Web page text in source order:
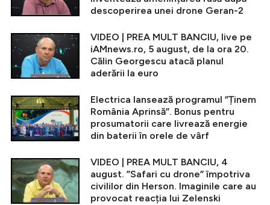
descoperirea unei drone Geran-2
VIDEO | PREA MULT BANCIU, live pe
iAMnews.ro, 5 august, de la ora 20.
Călin Georgescu atacă planul
aderării la euro
Electrica lansează programul ”Ținem
România Aprinsă”. Bonus pentru
prosumatorii care livrează energie
din baterii în orele de vârf
VIDEO | PREA MULT BANCIU, 4
august. ”Safari cu drone” împotriva
civililor din Herson. Imaginile care au
provocat reacția lui Zelenski